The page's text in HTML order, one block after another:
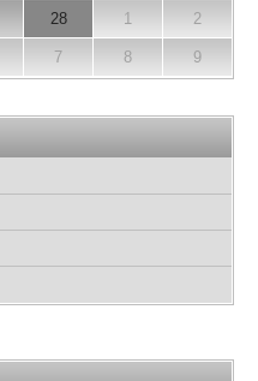
28 1 2
7 8 9